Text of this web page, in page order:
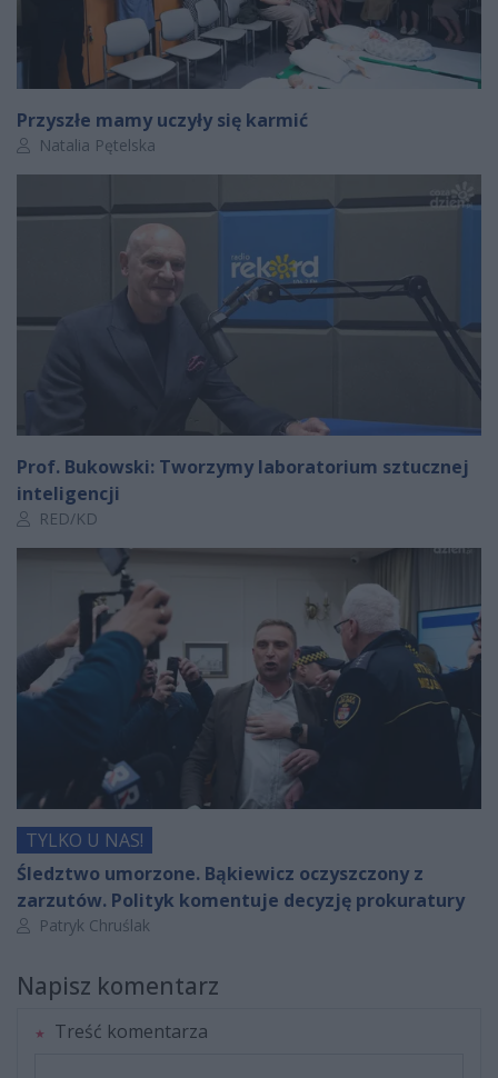
Przyszłe mamy uczyły się karmić
Autor artykułu:
Natalia Pętelska
Prof. Bukowski: Tworzymy laboratorium sztucznej
inteligencji
Autor artykułu:
RED/KD
TYLKO U NAS!
Śledztwo umorzone. Bąkiewicz oczyszczony z
zarzutów. Polityk komentuje decyzję prokuratury
Autor artykułu:
Patryk Chruślak
Napisz komentarz
Treść komentarza